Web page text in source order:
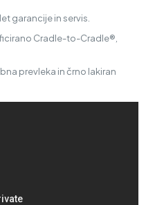
garancije in servis.
Cradle-to-Cradle®,
prevleka in črno lakiran